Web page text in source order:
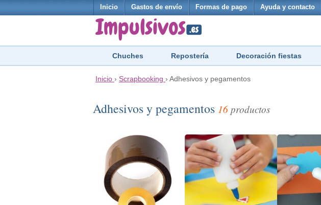
Inicio Gastos de envío Formas de pago Ayuda y contacto
Chuches Repostería Decoración fiestas
Inicio › Scrapbooking › Adhesivos y pegamentos
Adhesivos y pegamentos 16 productos